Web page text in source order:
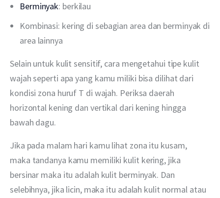
Berminyak: berkilau
Kombinasi: kering di sebagian area dan berminyak di
area lainnya
Selain untuk kulit sensitif, cara mengetahui tipe kulit
wajah seperti apa yang kamu miliki bisa dilihat dari
kondisi zona huruf T di wajah. Periksa daerah
horizontal kening dan vertikal dari kening hingga
bawah dagu.
Jika pada malam hari kamu lihat zona itu kusam,
maka tandanya kamu memiliki kulit kering, jika
bersinar maka itu adalah kulit berminyak. Dan
selebihnya, jika licin, maka itu adalah kulit normal atau